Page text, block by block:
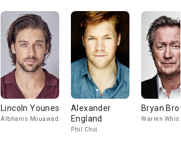
Lincoln Younes
Albhanis Mouawad
Alexander
England
Phil Choi
Bryan
Warren